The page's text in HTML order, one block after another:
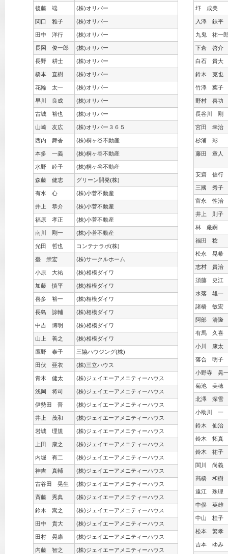
後藤 端 (株)オリバー
関口 雅子 (株)オリバー
田中 洋行 (株)オリバー
長岡 俊一郎 (株)オリバー
長野 耕士 (株)オリバー
橋本 直樹 (株)オリバー
花輪 太一 (株)オリバー
早川 良成 (株)オリバー
古城 裕也 (株)オリバー
山崎 友広 (株)オリバー３６５
西内 舞香 (株)桐ヶ谷不動産
本多 一義 (株)桐ヶ谷不動産
水野 睦子 (株)桐ヶ谷不動産
森藤 健志 グリーン開発(株)
有水 心 (株)小菅不動産
井上 恭介 (株)小菅不動産
福原 孝正 (株)小菅不動産
南川 剛一 (株)小菅不動産
光田 哲也 コンテナラボ(株)
臺 崇宏 (株)サークルホーム
小原 大祐 (株)相模ダイワ
加藤 慎平 (株)相模ダイワ
喜多 裕一 (株)相模ダイワ
長島 諒輔 (株)相模ダイワ
中吉 博明 (株)相模ダイワ
山上 善之 (株)相模ダイワ
鷹野 泰子 三協ハウジング(株)
田伏 亜衣 (株)三立ハウス
青木 健太 (株)ジェイエーアメニティーハウス
浅岡 将司 (株)ジェイエーアメニティーハウス
伊勢田 晋 (株)ジェイエーアメニティーハウス
井上 茂和 (株)ジェイエーアメニティーハウス
岩城 理規 (株)ジェイエーアメニティーハウス
上田 康之 (株)ジェイエーアメニティーハウス
内堀 有二 (株)ジェイエーアメニティーハウス
神吉 真輔 (株)ジェイエーアメニティーハウス
古谷田 晃生 (株)ジェイエーアメニティーハウス
斉藤 秀典 (株)ジェイエーアメニティーハウス
鈴木 嵩之 (株)ジェイエーアメニティーハウス
田中 貴大 (株)ジェイエーアメニティーハウス
田村 晃康 (株)ジェイエーアメニティーハウス
内藤 智之 (株)ジェイエーアメニティーハウス
圷 成美
入澤 鉄平
九鬼 祐一
下倉 啓介
白石 貴大
鈴木 克也
竹澤 葉子
野村 喜功
長谷川 剛
宮田 幸治
杉浦 彩
藤田 章人
安齋 信行
三國 秀子
富永 性治
井上 則子
林 厳嗣
福田 稔
松永 晃希
志村 貴治
須藤 史江
水落 雄一
諸橋 敏宏
阿部 清隆
有馬 久喜
小川 康太
落合 明子
小野寺 晃
菊池 美穂
北澤 深雪
小助川 一
鈴木 仙治
鈴木 拓真
鈴木 祐子
関川 尚義
髙橋 和樹
遠江 珠理
中俣 英雄
中山 桂子
松本 繁孝
吉本 ゆみ